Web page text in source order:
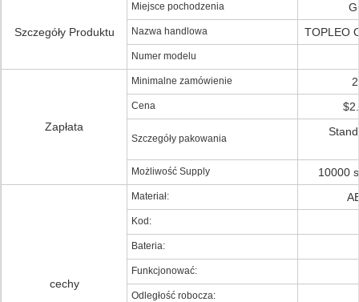
Szczegóły Produktu
Miejsce pochodzenia
Nazwa handlowa TOPLEO
Numer modelu
Zapłata
Minimalne zamówienie
Cena
Szczegóły pakowania
Możliwość Supply 10000
cechy
Materiał:
Kod:
Bateria:
Funkcjonować:
Odległość robocza: